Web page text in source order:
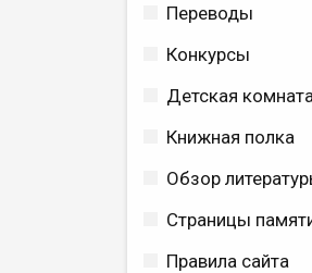
Переводы
Конкурсы
Детская комната
Книжная полка
Обзор
Страницы
Правила сайта